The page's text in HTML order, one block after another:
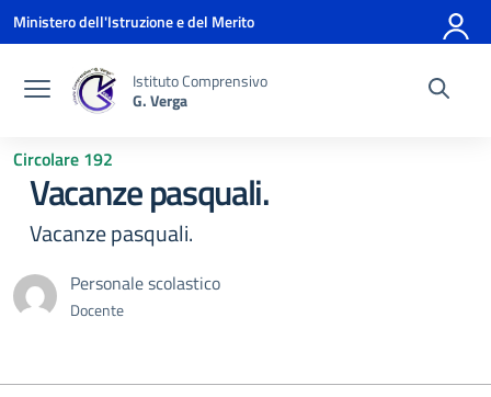
Vai ai contenuti
Vai al menu di navigazione
Vai al footer
Ministero dell'Istruzione e del Merito
Istituto Comprensivo
G. Verga
Circolare 192
Vacanze pasquali.
Vacanze pasquali.
Personale scolastico
Docente